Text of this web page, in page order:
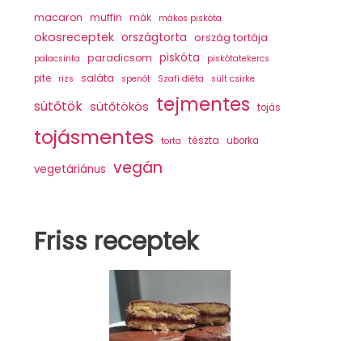
macaron muffin mák mákos piskóta
okosreceptek országtorta ország tortája
palacsinta paradicsom piskóta piskótatekercs
pite rizs saláta spenót Szafi diéta sült csirke
sütőtök sütőtökös tejmentes tojás
tojásmentes torta tészta uborka
vegetáriánus vegán
Friss receptek